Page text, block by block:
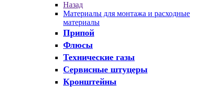
Назад
Материалы для монтажа и расходные
материалы
Припой
Флюсы
Технические газы
Сервисные штуцеры
Кронштейны